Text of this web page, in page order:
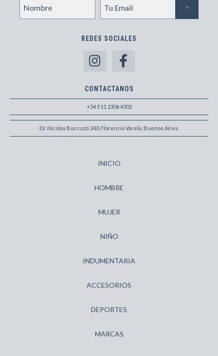
REDES SOCIALES
CONTACTANOS
+54 9 11 2306 4502
Dr. Nicolas Boccuzzi 240, Florencio Varela, Buenos Aires.
INICIO
HOMBRE
MUJER
NIÑO
INDUMENTARIA
ACCESORIOS
DEPORTES
MARCAS